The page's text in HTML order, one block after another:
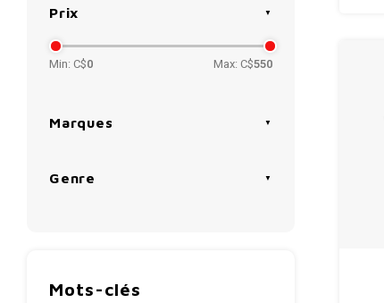
Prix
Min: C$0 Max: C$550
Marques
Genre
Mots-clés